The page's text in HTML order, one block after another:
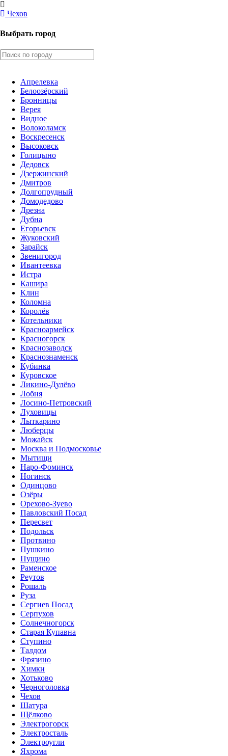
Чехов
Выбрать город
Апрелевка
Белоозёрский
Бронницы
Верея
Видное
Волоколамск
Воскресенск
Высоковск
Голицыно
Дедовск
Дзержинский
Дмитров
Долгопрудный
Домодедово
Дрезна
Дубна
Егорьевск
Жуковский
Зарайск
Звенигород
Ивантеевка
Истра
Кашира
Клин
Коломна
Королёв
Котельники
Красноармейск
Красногорск
Краснозаводск
Краснознаменск
Кубинка
Куровское
Ликино-Дулёво
Лобня
Лосино-Петровский
Луховицы
Лыткарино
Люберцы
Можайск
Москва и Подмосковье
Мытищи
Наро-Фоминск
Ногинск
Одинцово
Озёры
Орехово-Зуево
Павловский Посад
Пересвет
Подольск
Протвино
Пушкино
Пущино
Раменское
Реутов
Рошаль
Руза
Сергиев Посад
Серпухов
Солнечногорск
Старая Купавна
Ступино
Талдом
Фрязино
Химки
Хотьково
Черноголовка
Чехов
Шатура
Щёлково
Электрогорск
Электросталь
Электроугли
Яхрома